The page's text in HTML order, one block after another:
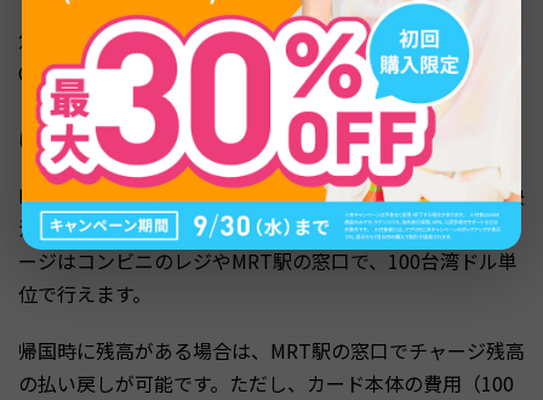
悠遊カード（EasyCard）は台湾版のSuicaのような交通系I
Cカードで、MRT、バス、コンビニ、一部の飲食店で使え
ます。桃園空港や台北駅のMRT窓口で購入でき、カード代
は100台湾ドルです。
MRTやバスの運賃が割引になるほか、コンビニでの少額決
済にも使えるため、小銭を減らしたい方に便利です。チャ
ージはコンビニのレジやMRT駅の窓口で、100台湾ドル単
位で行えます。
帰国時に残高がある場合は、MRT駅の窓口でチャージ残高
の払い戻しが可能です。ただし、カード本体の費用（100